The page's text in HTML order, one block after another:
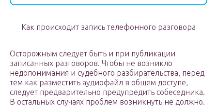
Как происходит запись телефонного разговора
Осторожным следует быть и при публикации
записанных разговоров. Чтобы не возникло
недопонимания и судебного разбирательства, перед
тем как разместить аудиофайл в общем доступе,
следует предварительно предупредить собеседника.
В остальных случаях проблем возникнуть не должно.